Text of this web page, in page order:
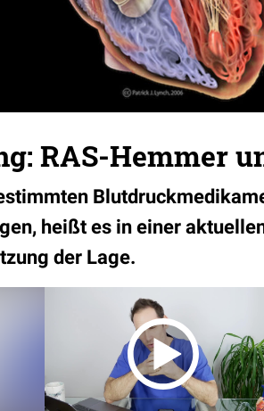
RAS-Hemmer
heißt es in einer
der Lage.